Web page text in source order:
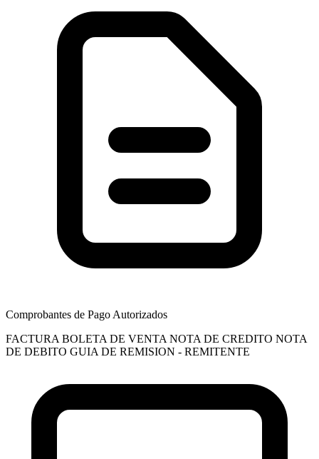
Comprobantes de Pago Autorizados
FACTURA BOLETA DE VENTA NOTA DE CREDITO NOTA
DE DEBITO GUIA DE REMISION - REMITENTE